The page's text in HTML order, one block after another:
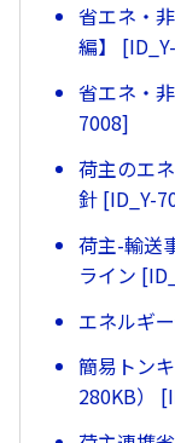
省エネ・
編】
省エネ・
7008]
荷主のエ
針 [ID_Y-
荷主-輸送
ライン
エネルギ
簡易トン
280KB）